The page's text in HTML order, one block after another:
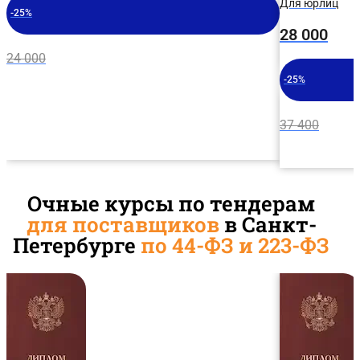
-25%
24 000
Для юрлиц
28 000
-25%
37 400
Очные курсы по тендерам
для поставщиковв Санкт-
Петербурге по 44-ФЗ и 223-ФЗ